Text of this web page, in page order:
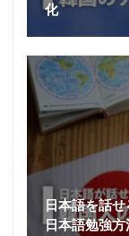
化
日本語を話
日本語勉強方